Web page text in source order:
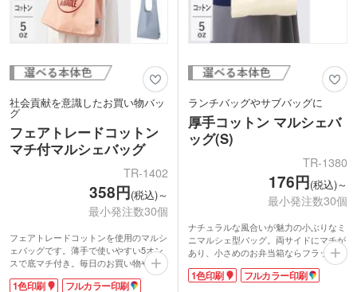
社会貢献を意識したお買い物バッ
グ
フェアトレードコットン
マチ付マルシェバッグ
TR-1402
358円(税込)～
最小発注数30個
フェアトレードコットンを使用のマルシ
ェバッグです。薄手で使いやすい5オン
スで底マチ付き。毎日のお買い物やエコ
バッグにぴったりです。国際フェアトレ
ード認証ラベル付き。1色のシルク印刷
1色印刷 フルカラー印刷
ランチバッグやサブバッグに
厚手コットン マルシェバ
ッグ(S)
TR-1380
176円(税込)～
最小発注数30個
ナチュラルな風合いが魅力の小ぶりなミ
ニマルシェ型バッグ。両サイドにマチが
あり、小さめのお弁当箱ならフラットに
収納可能です。約5オンスの厚みの生地
はかさばらないので毎日の持ち運びに便
1色印刷 フルカラー印刷